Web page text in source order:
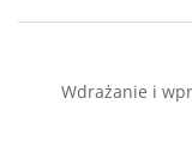
Wdrażanie i